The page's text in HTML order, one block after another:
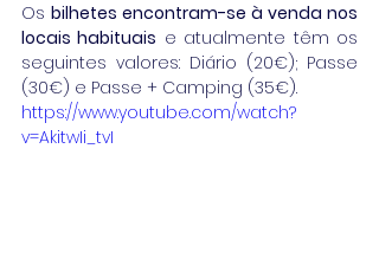
Os bilhetes encontram-se à venda nos
locais habituais e atualmente têm os
seguintes valores: Diário (20€); Passe
(30€) e Passe + Camping (35€).
https://www.youtube.com/watch?
v=AkitwIi_tvI